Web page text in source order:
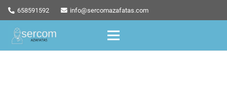
658591592 info@sercomazafatas.com